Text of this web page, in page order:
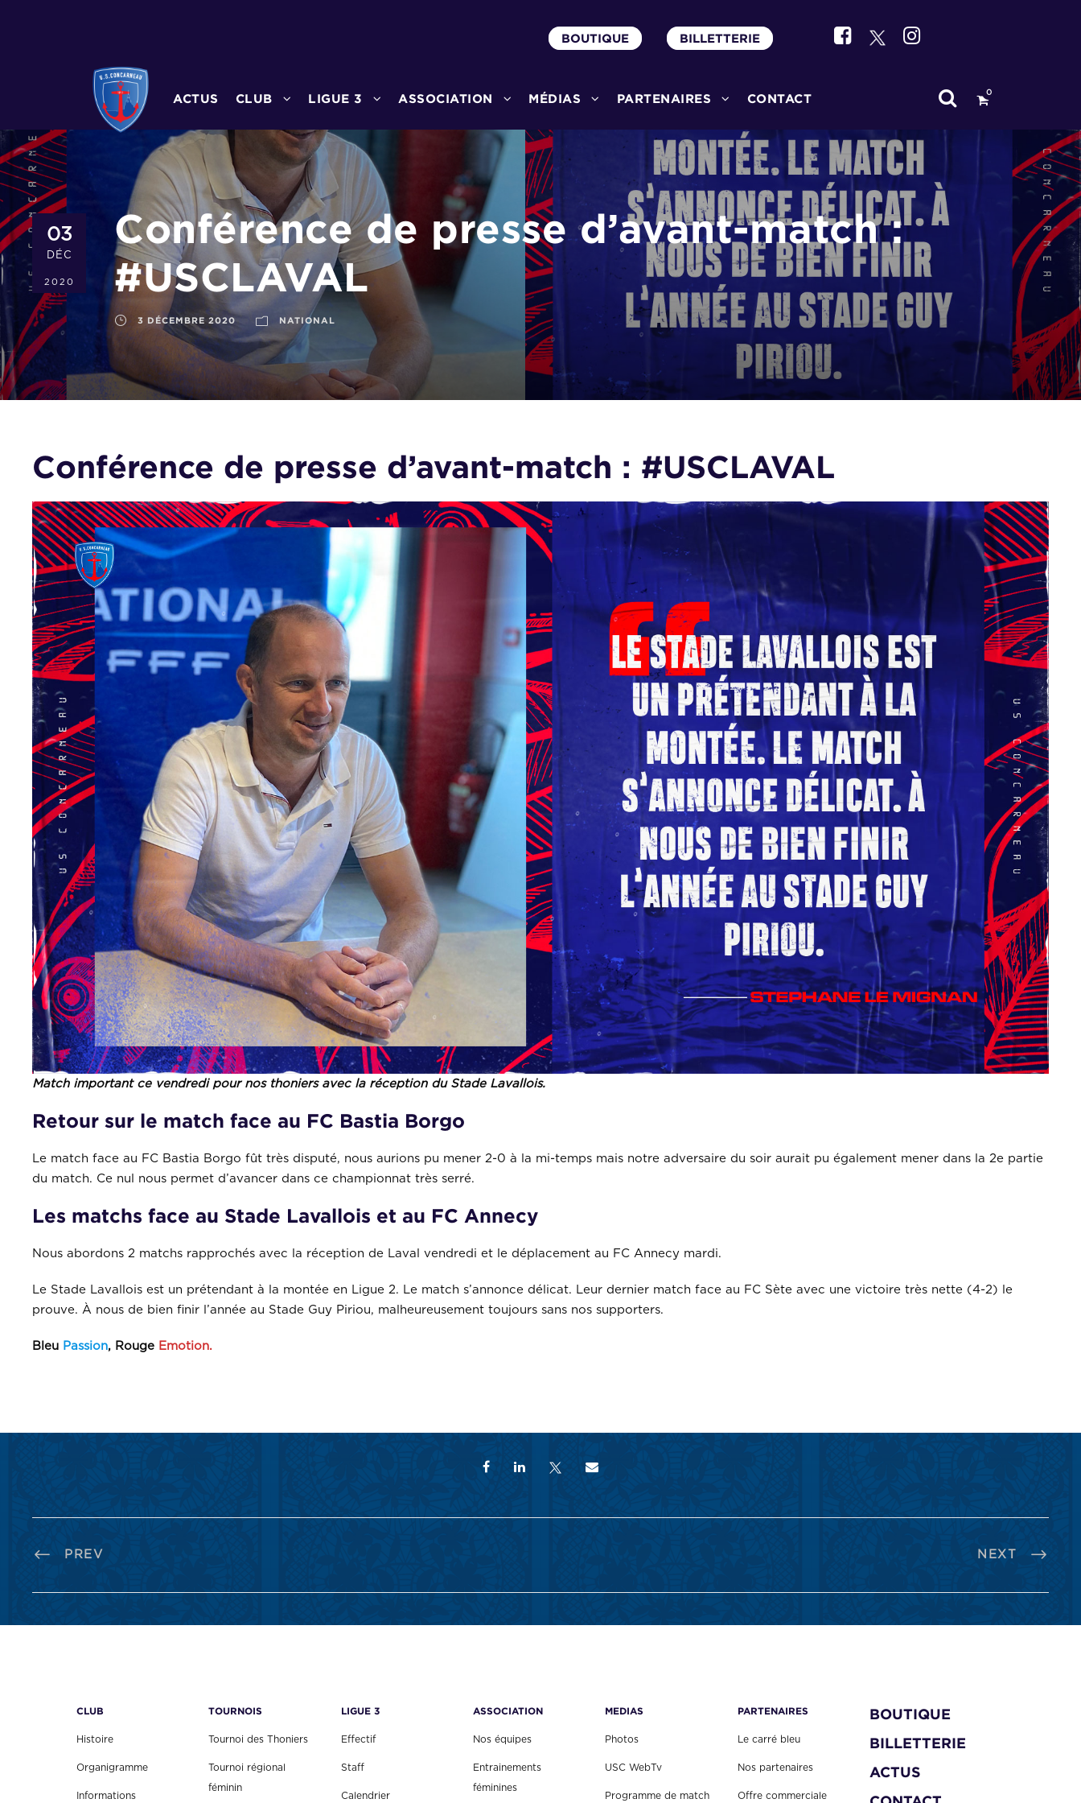
BOUTIQUE BILLETTERIE
ACTUS CLUB LIGUE 3 ASSOCIATION MÉDIAS PARTENAIRES CONTACT 0
03
DÉC
2020
Conférence de presse d’avant-match :
#USCLAVAL
3 DÉCEMBRE 2020 NATIONAL
Conférence de presse d’avant-match : #USCLAVAL
Match important ce vendredi pour nos thoniers avec la réception du Stade Lavallois.
Retour sur le match face au FC Bastia Borgo
Le match face au FC Bastia Borgo fût très disputé, nous aurions pu mener 2-0 à la mi-temps mais notre adversaire du soir aurait pu également mener dans la 2e partie
du match. Ce nul nous permet d’avancer dans ce championnat très serré.
Les matchs face au Stade Lavallois et au FC Annecy
Nous abordons 2 matchs rapprochés avec la réception de Laval vendredi et le déplacement au FC Annecy mardi.
Le Stade Lavallois est un prétendant à la montée en Ligue 2. Le match s’annonce délicat. Leur dernier match face au FC Sète avec une victoire très nette (4-2) le
prouve. À nous de bien finir l’année au Stade Guy Piriou, malheureusement toujours sans nos supporters.
Bleu Passion, Rouge Emotion.
PREV NEXT
CLUB
Histoire
Organigramme
Informations
TOURNOIS
Tournoi des Thoniers
Tournoi régional
féminin
LIGUE 3
Effectif
Staff
Calendrier
ASSOCIATION
Nos équipes
Entrainements
féminines
MEDIAS
Photos
USC WebTv
Programme de match
PARTENAIRES
Le carré bleu
Nos partenaires
Offre commerciale
BOUTIQUE
BILLETTERIE
ACTUS